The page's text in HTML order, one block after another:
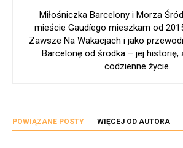
Miłośniczka Barcelony i Morza
mieście Gaudíego mieszkam od
Zawsze Na Wakacjach i jako
Barcelonę od środka – jej historię,
codzienne życie.
POWIĄZANE POSTY WIĘCEJ OD AUTORA